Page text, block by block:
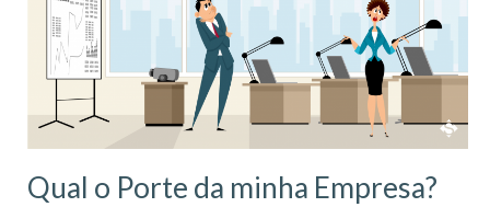
Qual o Porte da minha Empresa?